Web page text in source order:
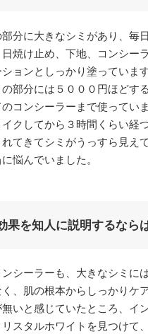
部分に大きなシミがあり、毎
焼け止め、下地、コンシー
ョンとしっかり塗っています
部分には５０００円ほどす
コンシーラーまで使っていま
クしてから３時間くらい経
てきてシミがうっすら見え
悩んでいました。
果を知人に説明するなら
シーラーも、大きなシミに
、肌の根本からしっかりケ
無いと感じていたところ、イ
リスタルホワイトを見つけて